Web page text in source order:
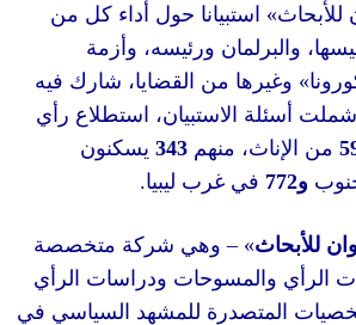
استبيانا حول أداء كل من
ورئيسه، وأزمة
من القضايا، شارك فيه
الاستبيان، استطلاع رأي
منهم343 يسكنون
في غرب ليبيا.
» –وهي شركة متخصصة
ودراسات الرأي
للمشهد السياسي في